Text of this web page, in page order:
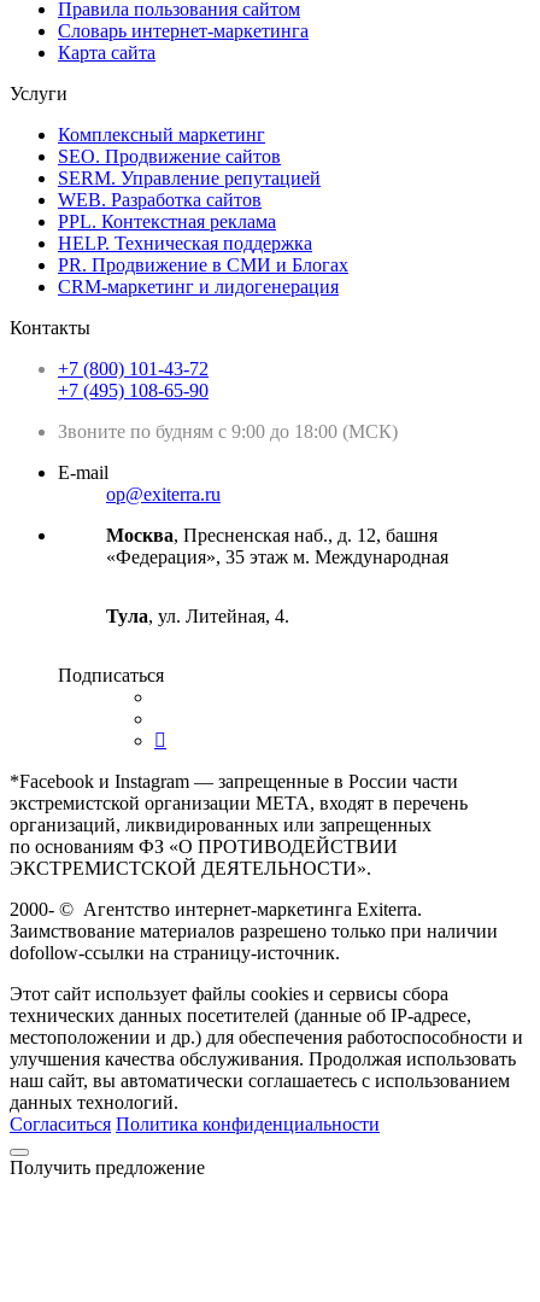
Правила пользования сайтом
Словарь интернет-маркетинга
Карта сайта
Услуги
Комплексный маркетинг
SEO. Продвижение сайтов
SERM. Управление репутацией
WEB. Разработка сайтов
PPL. Контекстная реклама
HELP. Техническая поддержка
PR. Продвижение в СМИ и Блогах
CRM-маркетинг и лидогенерация
Контакты
+7 (800) 101-43-72
+7 (495) 108-65-90
Звоните по будням с 9:00 до 18:00 (МСК)
E-mail
op@exiterra.ru
Москва, Пресненская наб., д. 12, башня
«Федерация», 35 этаж м. Международная
Тула, ул. Литейная, 4.
Подписаться
*Facebook и Instagram — запрещенные в России части
экстремистской организации META, входят в перечень
организаций, ликвидированных или запрещенных
по основаниям ФЗ «О ПРОТИВОДЕЙСТВИИ
ЭКСТРЕМИСТСКОЙ ДЕЯТЕЛЬНОСТИ».
2000- © Агентство интернет-маркетинга Exiterra.
Заимствование материалов разрешено только при наличии
dofollow-ссылки на страницу-источник.
Этот сайт использует файлы cookies и сервисы сбора
технических данных посетителей (данные об IP-адресе,
местоположении и др.) для обеспечения работоспособности и
улучшения качества обслуживания. Продолжая использовать
наш сайт, вы автоматически соглашаетесь с использованием
данных технологий.
Согласиться Политика конфиденциальности
Получить предложение